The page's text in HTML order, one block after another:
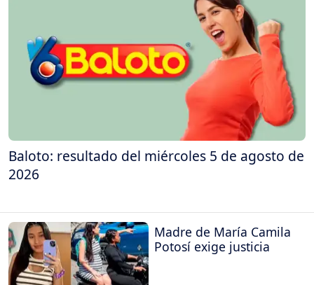
Baloto: resultado del miércoles 5 de agosto de
2026
Madre de María Camila
Potosí exige justicia